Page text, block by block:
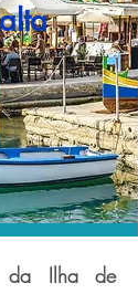
da Ilha de